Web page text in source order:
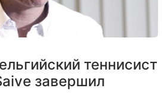
теннисист
завершил